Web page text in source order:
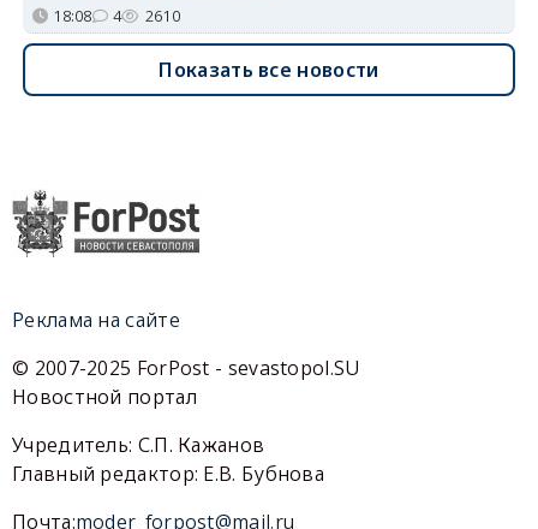
18:08 4 2610
Показать все новости
Реклама на сайте
© 2007-2025 ForPost - sevastopol.SU
Новостной портал
Учредитель: С.П. Кажанов
Главный редактор: Е.В. Бубнова
Почта:moder_forpost@mail.ru